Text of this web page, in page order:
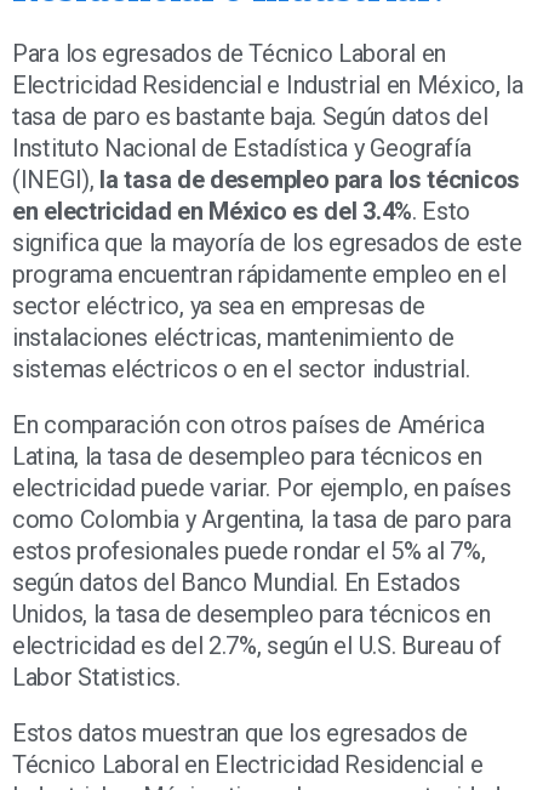
Para los egresados de Técnico Laboral en
Electricidad Residencial e Industrial en México, la
tasa de paro es bastante baja. Según datos del
Instituto Nacional de Estadística y Geografía
(INEGI), la tasa de desempleo para los técnicos
en electricidad en México es del 3.4%. Esto
significa que la mayoría de los egresados de este
programa encuentran rápidamente empleo en el
sector eléctrico, ya sea en empresas de
instalaciones eléctricas, mantenimiento de
sistemas eléctricos o en el sector industrial.
En comparación con otros países de América
Latina, la tasa de desempleo para técnicos en
electricidad puede variar. Por ejemplo, en países
como Colombia y Argentina, la tasa de paro para
estos profesionales puede rondar el 5% al 7%,
según datos del Banco Mundial. En Estados
Unidos, la tasa de desempleo para técnicos en
electricidad es del 2.7%, según el U.S. Bureau of
Labor Statistics.
Estos datos muestran que los egresados de
Técnico Laboral en Electricidad Residencial e